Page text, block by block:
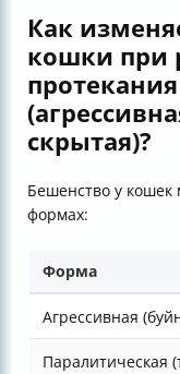
Как
кошки при
скрытая)?
Бешенство у кошек
формах:
Форма
Агрессивная
Паралитическая